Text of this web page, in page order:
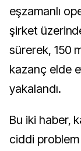
eşzamanlı
şirket
sürerek, 150
kazanç elde
yakalandı.
Bu iki haber,
ciddi